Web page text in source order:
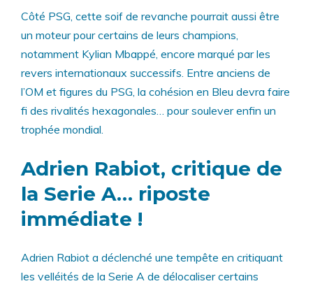
Côté PSG, cette soif de revanche pourrait aussi être
un moteur pour certains de leurs champions,
notamment Kylian Mbappé, encore marqué par les
revers internationaux successifs. Entre anciens de
l’OM et figures du PSG, la cohésion en Bleu devra faire
fi des rivalités hexagonales… pour soulever enfin un
trophée mondial.
Adrien Rabiot, critique de
la Serie A… riposte
immédiate !
Adrien Rabiot a déclenché une tempête en critiquant
les velléités de la Serie A de délocaliser certains